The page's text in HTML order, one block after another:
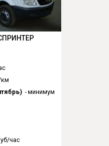
км
- минимум
час